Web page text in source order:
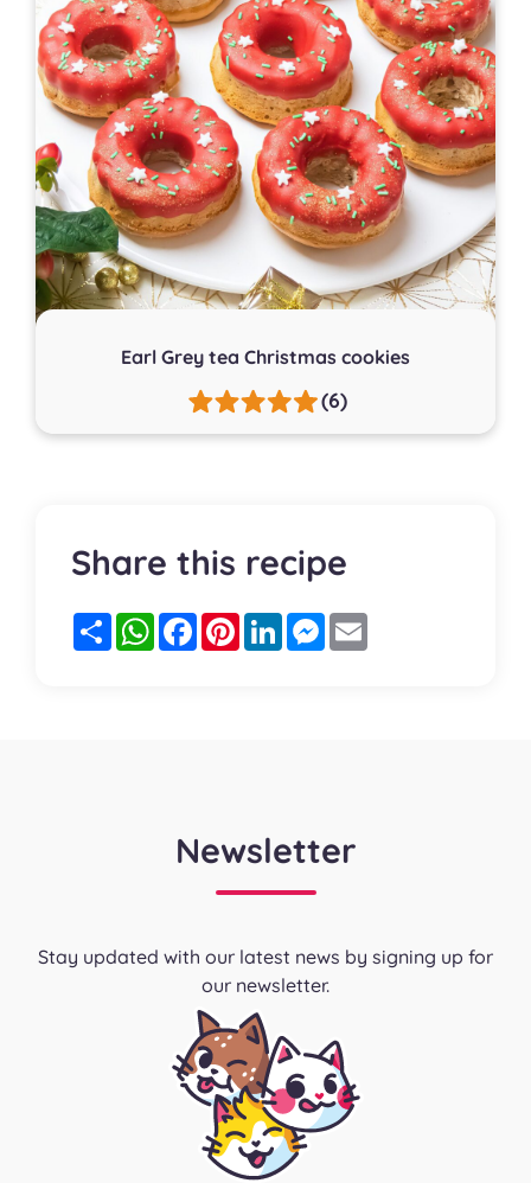
Earl Grey tea Christmas cookies
(6)
Share this recipe
PartagerWhatsApp
FacebookPinterestLinkedInMessenger
Newsletter
Stay updated with our latest news by signing up for
our newsletter.